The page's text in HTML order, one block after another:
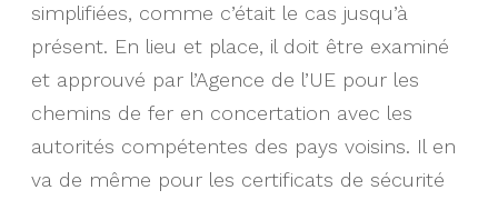
simplifiées, comme c’était le cas jusqu’à
présent. En lieu et place, il doit être examiné
et approuvé par l’Agence de l’UE pour les
chemins de fer en concertation avec les
autorités compétentes des pays voisins. Il en
va de même pour les certificats de sécurité